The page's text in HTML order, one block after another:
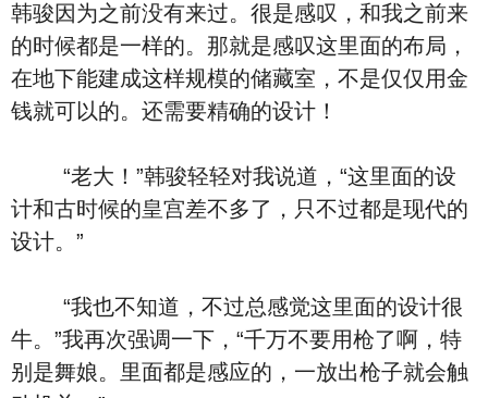
韩骏因为之前没有来过。很是感叹，和我之前来
的时候都是一样的。那就是感叹这里面的布局，
在地下能建成这样规模的储藏室，不是仅仅用金
钱就可以的。还需要精确的设计！
“老大！”韩骏轻轻对我说道，“这里面的设
计和古时候的皇宫差不多了，只不过都是现代的
设计。”
“我也不知道，不过总感觉这里面的设计很
牛。”我再次强调一下，“千万不要用枪了啊，特
别是舞娘。里面都是感应的，一放出枪子就会触